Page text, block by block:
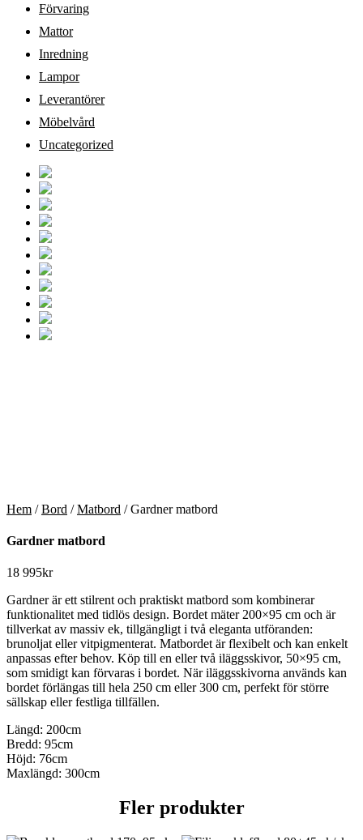
Förvaring
Mattor
Inredning
Lampor
Leverantörer
Möbelvård
Uncategorized
Hem /Bord /Matbord / Gardner matbord
Gardner matbord
18 995kr
Gardner är ett stilrent och praktiskt matbord som kombinerar
funktionalitet med tidlös design. Bordet mäter 200×95 cm och är
tillverkat av massiv ek, tillgängligt i två eleganta utföranden:
brunoljat eller vitpigmenterat. Matbordet är flexibelt och kan enkelt
anpassas efter behov. Köp till en eller två iläggsskivor, 50×95 cm,
som smidigt kan förvaras i bordet. När iläggsskivorna används kan
bordet förlängas till hela 250 cm eller 300 cm, perfekt för större
sällskap eller festliga tillfällen.
Längd: 200cm
Bredd: 95cm
Höjd: 76cm
Maxlängd: 300cm
Fler produkter